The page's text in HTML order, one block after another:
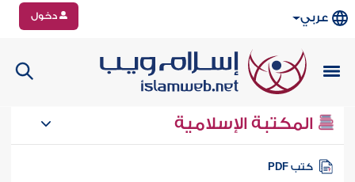
عربي دخول
المكتبة الإسلامية